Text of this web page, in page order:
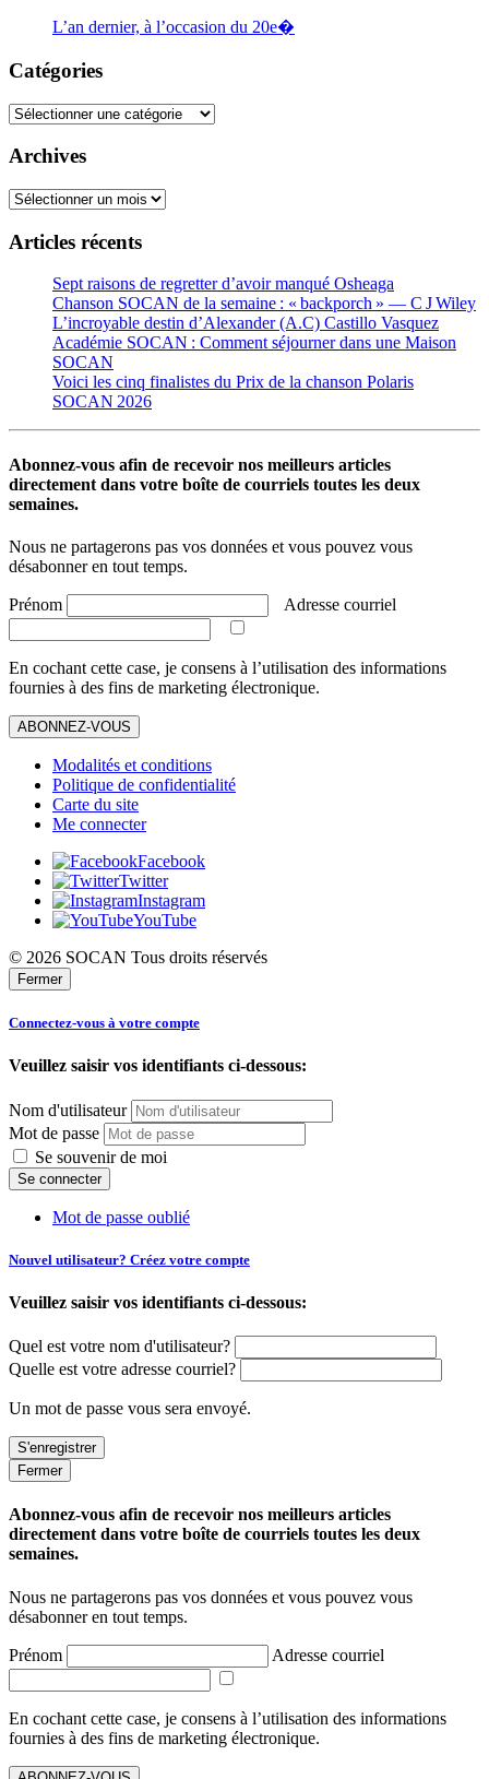
L’an dernier, à l’occasion du 20e�
Catégories
Catégories
Archives
Archives
Articles récents
Sept raisons de regretter d’avoir manqué Osheaga
Chanson SOCAN de la semaine : « backporch » — C J Wiley
L’incroyable destin d’Alexander (A.C) Castillo Vasquez
Académie SOCAN : Comment séjourner dans une Maison
SOCAN
Voici les cinq finalistes du Prix de la chanson Polaris
SOCAN 2026
Abonnez-vous afin de recevoir nos meilleurs articles
directement dans votre boîte de courriels toutes les deux
semaines.
Nous ne partagerons pas vos données et vous pouvez vous
désabonner en tout temps.
Prénom Adresse courriel
En cochant cette case, je consens à l’utilisation des informations
fournies à des fins de marketing électronique.
ABONNEZ-VOUS
Modalités et conditions
Politique de confidentialité
Carte du site
Me connecter
Facebook
Twitter
Instagram
YouTube
© 2026 SOCAN Tous droits réservés
Fermer
Connectez-vous à votre compte
Veuillez saisir vos identifiants ci-dessous:
Nom d'utilisateur
Mot de passe
Se souvenir de moi
Mot de passe oublié
Nouvel utilisateur? Créez votre compte
Veuillez saisir vos identifiants ci-dessous:
Quel est votre nom d'utilisateur?
Quelle est votre adresse courriel?
Un mot de passe vous sera envoyé.
Fermer
Abonnez-vous afin de recevoir nos meilleurs articles
directement dans votre boîte de courriels toutes les deux
semaines.
Nous ne partagerons pas vos données et vous pouvez vous
désabonner en tout temps.
Prénom Adresse courriel
En cochant cette case, je consens à l’utilisation des informations
fournies à des fins de marketing électronique.